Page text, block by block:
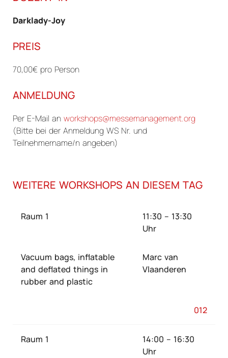
Darklady-Joy
PREIS
70,00€ pro Person
ANMELDUNG
Per E-Mail an workshops@messemanagement.org
(Bitte bei der Anmeldung WS Nr. und
Teilnehmername/n angeben)
WEITERE WORKSHOPS AN DIESEM TAG
Raum 1
11:30 – 13:30
Uhr
Vacuum bags, inflatable
and deflated things in
rubber and plastic
Marc van
Vlaanderen
012
Raum 1
14:00 – 16:30
Uhr